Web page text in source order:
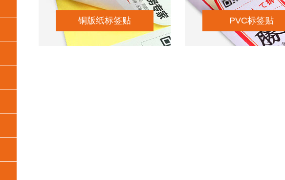
铜版纸标签贴 PVC标签贴